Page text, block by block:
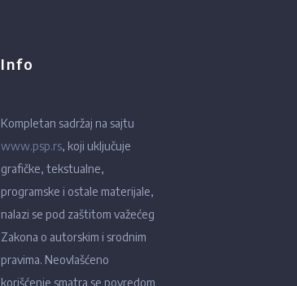
Info
Kompletan sadržaj na sajtu
www.psp.rs, koji uključuje
grafičke, tekstualne,
programske i ostale materijale,
nalazi se pod zaštitom važećeg
Zakona o autorskim i srodnim
pravima. Neovlašćeno
korišćenje smatra se povredom